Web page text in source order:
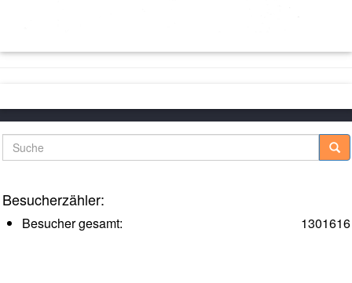
Suche
Besucherzähler:
1301616
Besucher gesamt: